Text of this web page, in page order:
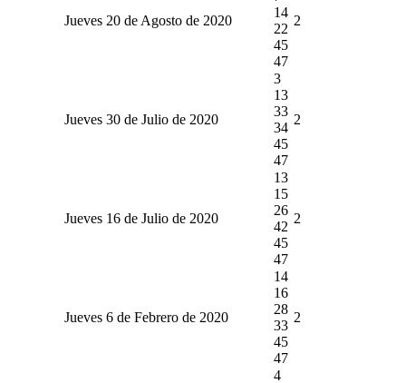
Jueves 20 de Agosto de 2020
14
22
45
47
2
Jueves 30 de Julio de 2020
3
13
33
34
45
47
2
Jueves 16 de Julio de 2020
13
15
26
42
45
47
2
Jueves 6 de Febrero de 2020
14
16
28
33
45
47
2
4